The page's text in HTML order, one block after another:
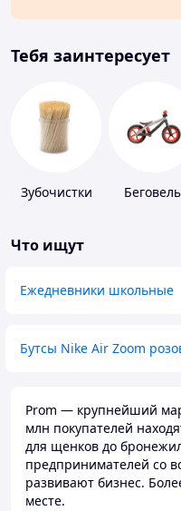
Тебя заинтересует
Зубочистки
Что ищут
Ежедневники школьные
Бутсы Nike Air Zoom
Prom — крупнейший
млн покупателей
для щенков до
предпринимателей со
развивают бизнес.
месте.